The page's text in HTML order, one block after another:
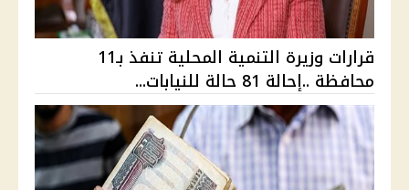
قرارات وزيرة التنمية المحلية تنفذ بـ11
محافظة ..إحالة 81 حالة للنيابات...